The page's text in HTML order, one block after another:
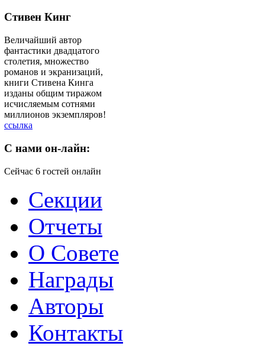
Стивен Кинг
Величайший автор
фантастики двадцатого
столетия, множество
романов и экранизаций,
книги Стивена Кинга
изданы общим тиражом
исчисляемым сотнями
миллионов экземпляров!
ссылка
C нами он-лайн:
Сейчас 6 гостей онлайн
Секции
Отчеты
О Совете
Награды
Авторы
Контакты